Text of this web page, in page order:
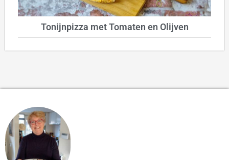
Tonijnpizza met Tomaten en Olijven